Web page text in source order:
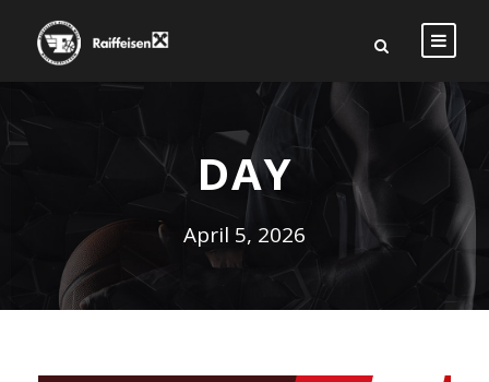
DAY
April 5, 2026